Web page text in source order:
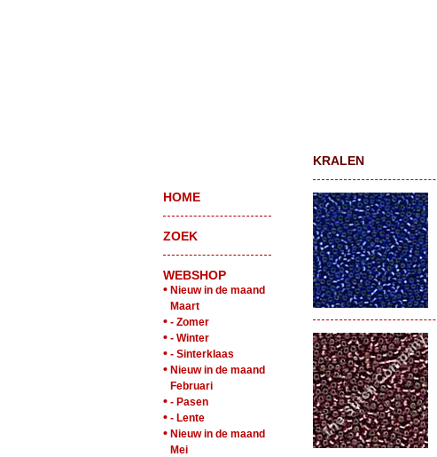
HOME
ZOEK
WEBSHOP
• Nieuw in de maand
Maart
• - Zomer
• - Winter
• - Sinterklaas
• Nieuw in de maand
Februari
• - Pasen
• - Lente
• Nieuw in de maand
Mei
KRALEN